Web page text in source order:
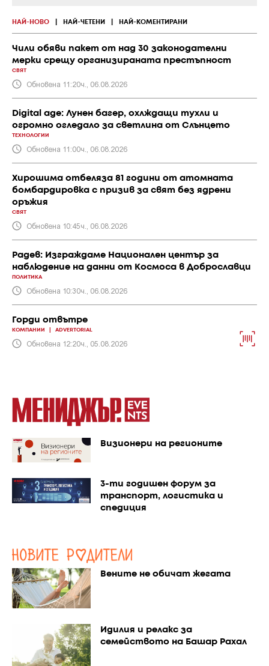
НАЙ-НОВО НАЙ-ЧЕТЕНИ НАЙ-КОМЕНТИРАНИ
Чили обяви пакет от над 30 законодателни
мерки срещу организираната престъпност
СВЯТ
Обновена 11:20ч., 06.08.2026
Digital age: Лунен багер, охлждащи тухли и
огромно огледало за светлина от Слънцето
ТЕХНОЛОГИИ
Обновена 11:00ч., 06.08.2026
Хирошима отбеляза 81 години от атомната
бомбардировка с призив за свят без ядрени
оръжия
СВЯТ
Обновена 10:45ч., 06.08.2026
Радев: Изграждаме Национален център за
наблюдение на данни от Космоса в Доброславци
ПОЛИТИКА
Обновена 10:30ч., 06.08.2026
Горди отвътре
КОМПАНИИ ADVERTORIAL
Обновена 12:20ч., 05.08.2026
Визионери на регионите
3-ти годишен форум за
транспорт, логистика и
спедиция
Вените не обичат жегата
Идилия и релакс за
семейството на Башар Рахал